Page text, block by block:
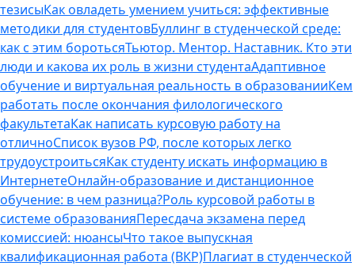
тезисыКак овладеть умением учиться: эффективные
методики для студентовБуллинг в студенческой среде:
как с этим боротьсяТьютор. Ментор. Наставник. Кто эти
люди и какова их роль в жизни студентаАдаптивное
обучение и виртуальная реальность в образованииКем
работать после окончания филологического
факультетаКак написать курсовую работу на
отличноСписок вузов РФ, после которых легко
трудоустроитьсяКак студенту искать информацию в
ИнтернетеОнлайн-образование и дистанционное
обучение: в чем разница?Роль курсовой работы в
системе образованияПересдача экзамена перед
комиссией: нюансыЧто такое выпускная
квалификационная работа (ВКР)Плагиат в студенческой